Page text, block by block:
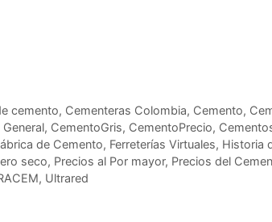
cemento, Cementeras Colombia, Cemento,
, CementoGris, CementoPrecio,
de Cemento, Ferreterías Virtuales, Historia
seco, Precios al Por mayor, Precios del
, Ultrared